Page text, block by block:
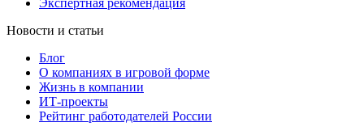
Новости и статьи
Блог
О компаниях в игровой форме
Жизнь в компании
ИТ-проекты
Рейтинг работодателей России